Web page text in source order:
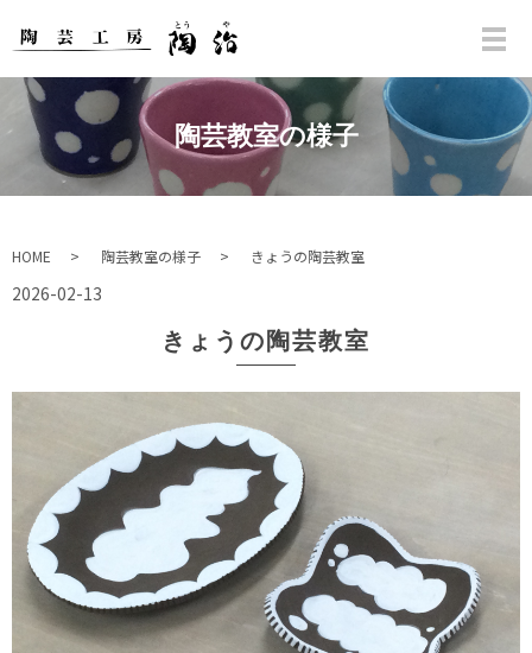
陶芸教室の様子
HOME 陶芸教室の様子 きょうの陶芸教室
2026-02-13
きょうの陶芸教室